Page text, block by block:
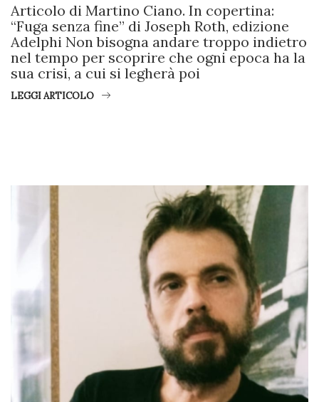
Articolo di Martino Ciano. In copertina:
“Fuga senza fine” di Joseph Roth, edizione
Adelphi Non bisogna andare troppo indietro
nel tempo per scoprire che ogni epoca ha la
sua crisi, a cui si legherà poi
LEGGI ARTICOLO